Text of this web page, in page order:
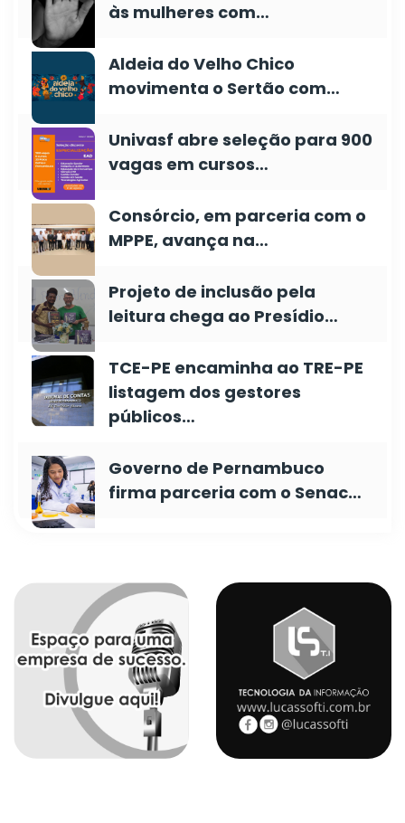
às mulheres com…
Aldeia do Velho Chico
movimenta o Sertão com…
Univasf abre seleção para 900
vagas em cursos…
Consórcio, em parceria com o
MPPE, avança na…
Projeto de inclusão pela
leitura chega ao Presídio…
TCE-PE encaminha ao TRE-PE
listagem dos gestores
públicos…
Governo de Pernambuco
firma parceria com o Senac…